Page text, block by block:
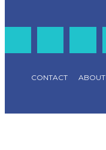
CONTACT ABOUT